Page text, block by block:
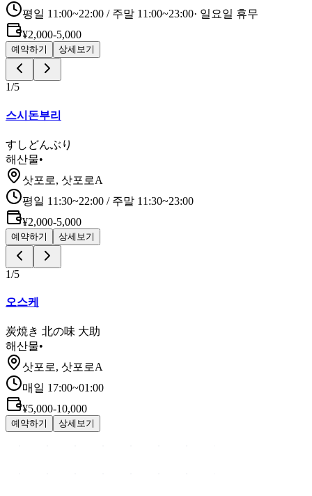
평일 11:00~22:00 / 주말 11:00~23:00· 일요일 휴무
¥2,000-5,000
예약하기 상세보기
1/5
스시돈부리
すしどんぶり
해산물•
삿포로, 삿포로A
평일 11:30~22:00 / 주말 11:30~23:00
¥2,000-5,000
예약하기 상세보기
1/5
오스케
炭焼き 北の味 大助
해산물•
삿포로, 삿포로A
매일 17:00~01:00
¥5,000-10,000
예약하기 상세보기